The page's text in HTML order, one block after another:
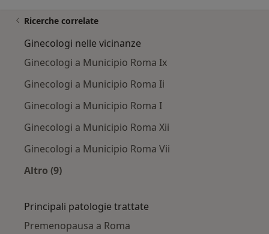
Ricerche correlate
Ginecologi nelle vicinanze
Ginecologi a Municipio Roma Ix
Ginecologi a Municipio Roma Ii
Ginecologi a Municipio Roma I
Ginecologi a Municipio Roma Xii
Ginecologi a Municipio Roma Vii
Altro (9)
Principali patologie trattate
Premenopausa a Roma